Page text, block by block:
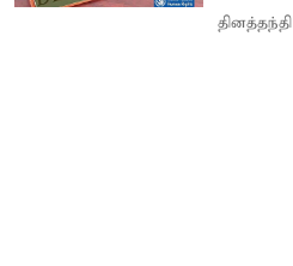
தினத்தந்தி